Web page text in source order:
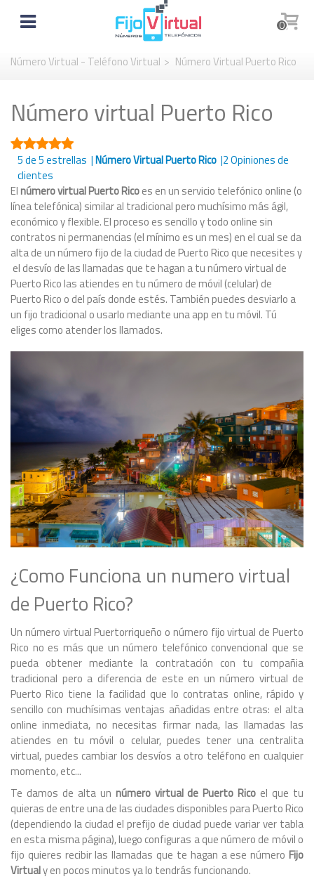
0
Número Virtual - Teléfono Virtual > Número Virtual Puerto Rico
Número virtual Puerto Rico
5de 5 estrellas |Número Virtual Puerto Rico |2Opiniones de
clientes
Elnúmero virtual Puerto Ricoes en un servicio telefónico online (o
línea telefónica) similar al tradicional pero muchísimo más ágil,
económico y flexible. El proceso es sencillo y todo online sin
contratos ni permanencias (el mínimo es un mes) en el cual se da
alta de un número fijo de la ciudad de Puerto Rico que necesites y
el desvío de las llamadas que te hagan a tu número virtual de
Puerto Rico las atiendes en tu número de móvil (celular) de
Puerto Rico o del país donde estés. También puedes desviarlo a
un fijo tradicional o usarlo mediante una app en tu móvil. Tú
eliges como atender los llamados.
¿Como Funciona un numero virtual
de Puerto Rico?
Un número virtual Puertorriqueño o número fijo virtual de Puerto
Rico no es más que un número telefónico convencional que se
pueda obtener mediante la contratación con tu compañia
tradicional pero a diferencia de este en un número virtual de
Puerto Rico tiene la facilidad que lo contratas online, rápido y
sencillo con muchísimas ventajas añadidas entre otras: el alta
online inmediata, no necesitas firmar nada, las llamadas las
atiendes en tu móvil o celular, puedes tener una centralita
virtual, puedes cambiar los desvíos a otro teléfono en cualquier
momento, etc...
Te damos de alta un número virtual de Puerto Rico el que tu
quieras de entre una de las ciudades disponibles para Puerto Rico
(dependiendo la ciudad el prefijo de ciudad puede variar ver tabla
en esta misma página), luego configuras a que número de móvil o
fijo quieres recibir las llamadas que te hagan a ese número Fijo
Virtualy en pocos minutos ya lo tendrás funcionando.